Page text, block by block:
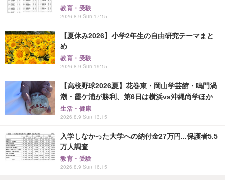
教育・受験
2026.8.9 Sun 17:15
【夏休み2026】小学2年生の自由研究テーマまと
め
教育・受験
2026.8.9 Sun 19:15
【高校野球2026夏】花巻東・岡山学芸館・鳴門渦
潮・霞ケ浦が勝利、第6日は横浜vs沖縄尚学ほか
生活・健康
2026.8.9 Sun 13:15
入学しなかった大学への納付金27万円...保護者5.5
万人調査
教育・受験
2026.8.9 Sun 16:15